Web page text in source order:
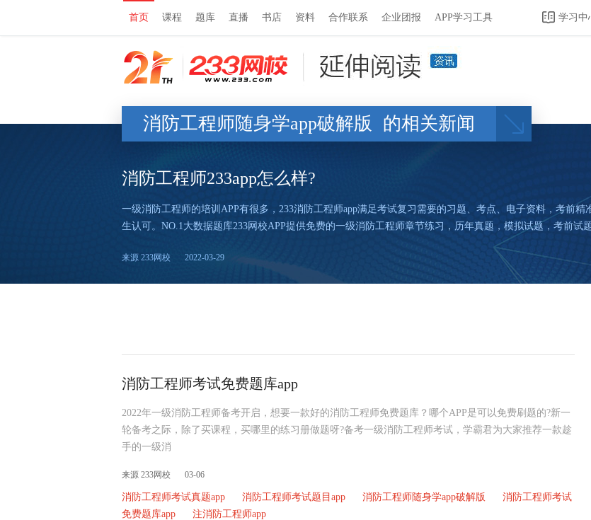
首页 课程 题库 直播 书店 资料 合作联系 企业团报 APP学习工具 学习中
消防工程师随身学app破解版 的相关新闻
消防工程师233app怎么样?
一级消防工程师的培训APP有很多，233消防工程师app满足考试复习需要的习题、考点、电子资料，考前
生认可。NO.1大数据题库233网校APP提供免费的一级消防工程师章节练习，历年真题，模拟试题，考前试题
来源 233网校 2022-03-29
消防工程师考试免费题库app
2022年一级消防工程师备考开启，想要一款好的消防工程师免费题库？哪个APP是可以免费刷题的?新一
轮备考之际，除了买课程，买哪里的练习册做题呀?备考一级消防工程师考试，学霸君为大家推荐一款趁
手的一级消
来源 233网校 03-06
消防工程师考试真题app 消防工程师考试题目app 消防工程师随身学app破解版
消防工程师考试
免费题库app
注消防工程师app